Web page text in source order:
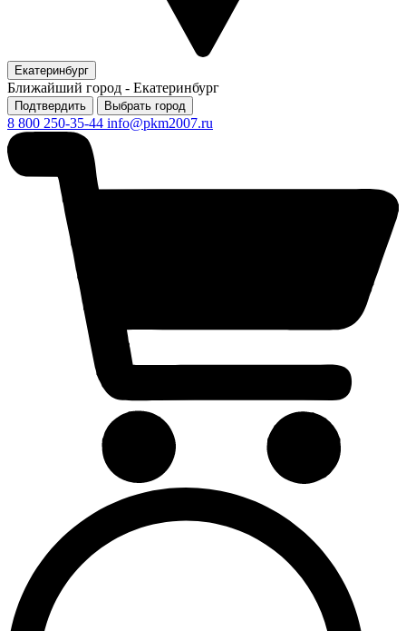
Екатеринбург
Ближайший город - Екатеринбург
Подтвердить Выбрать город
8 800 250-35-44 info@pkm2007.ru